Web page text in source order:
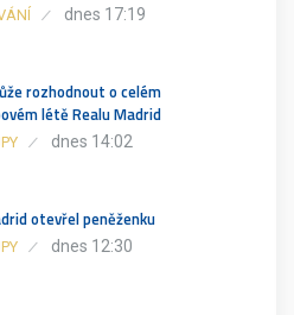
dnes 17:19
rozhodnout o celém
létě Realu Madrid
dnes 14:02
otevřel peněženku
dnes 12:30